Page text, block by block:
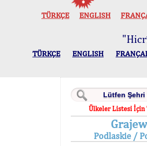
TÜRKÇE ENGLISH
TÜRKÇE ENGLISH
Ülkeler Listesi İçin
Podlaskie /